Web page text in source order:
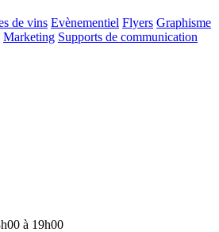
de vins Evènementiel Flyers Graphisme
Marketing Supports de communication
à 19h00